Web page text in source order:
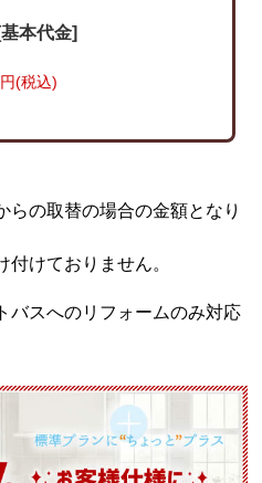
本代金]
円(税込)
の取替の場合の金額となり
けておりません。